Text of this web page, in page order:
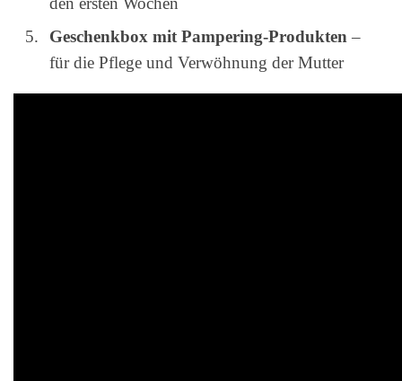
Geschenkbox mit Pampering-Produkten –
für die Pflege und Verwöhnung der Mutter